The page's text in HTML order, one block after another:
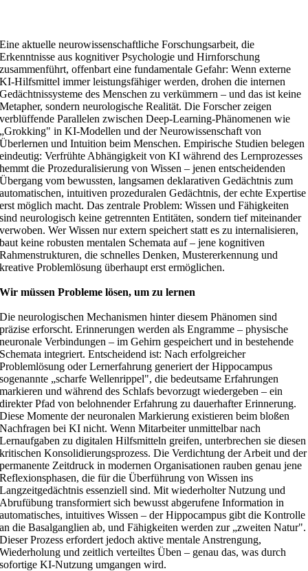
Eine aktuelle neurowissenschaftliche Forschungsarbeit, die
Erkenntnisse aus kognitiver Psychologie und Hirnforschung
zusammenführt, offenbart eine fundamentale Gefahr: Wenn externe
KI-Hilfsmittel immer leistungsfähiger werden, drohen die internen
Gedächtnissysteme des Menschen zu verkümmern – und das ist keine
Metapher, sondern neurologische Realität. Die Forscher zeigen
verblüffende Parallelen zwischen Deep-Learning-Phänomenen wie
„Grokking" in KI-Modellen und der Neurowissenschaft von
Überlernen und Intuition beim Menschen. Empirische Studien belegen
eindeutig: Verfrühte Abhängigkeit von KI während des Lernprozesses
hemmt die Prozeduralisierung von Wissen – jenen entscheidenden
Übergang vom bewussten, langsamen deklarativen Gedächtnis zum
automatischen, intuitiven prozeduralen Gedächtnis, der echte Expertise
erst möglich macht. Das zentrale Problem: Wissen und Fähigkeiten
sind neurologisch keine getrennten Entitäten, sondern tief miteinander
verwoben. Wer Wissen nur extern speichert statt es zu internalisieren,
baut keine robusten mentalen Schemata auf – jene kognitiven
Rahmenstrukturen, die schnelles Denken, Mustererkennung und
kreative Problemlösung überhaupt erst ermöglichen.
Wir müssen Probleme lösen, um zu lernen
Die neurologischen Mechanismen hinter diesem Phänomen sind
präzise erforscht. Erinnerungen werden als Engramme – physische
neuronale Verbindungen – im Gehirn gespeichert und in bestehende
Schemata integriert. Entscheidend ist: Nach erfolgreicher
Problemlösung oder Lernerfahrung generiert der Hippocampus
sogenannte „scharfe Wellenrippel", die bedeutsame Erfahrungen
markieren und während des Schlafs bevorzugt wiedergeben – ein
direkter Pfad von belohnender Erfahrung zu dauerhafter Erinnerung.
Diese Momente der neuronalen Markierung existieren beim bloßen
Nachfragen bei KI nicht. Wenn Mitarbeiter unmittelbar nach
Lernaufgaben zu digitalen Hilfsmitteln greifen, unterbrechen sie diesen
kritischen Konsolidierungsprozess. Die Verdichtung der Arbeit und der
permanente Zeitdruck in modernen Organisationen rauben genau jene
Reflexionsphasen, die für die Überführung von Wissen ins
Langzeitgedächtnis essenziell sind. Mit wiederholter Nutzung und
Abrufübung transformiert sich bewusst abgerufene Information in
automatisches, intuitives Wissen – der Hippocampus gibt die Kontrolle
an die Basalganglien ab, und Fähigkeiten werden zur „zweiten Natur".
Dieser Prozess erfordert jedoch aktive mentale Anstrengung,
Wiederholung und zeitlich verteiltes Üben – genau das, was durch
sofortige KI-Nutzung umgangen wird.